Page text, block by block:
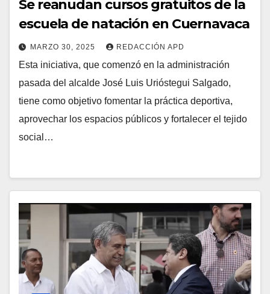
Se reanudan cursos gratuitos de la
escuela de natación en Cuernavaca
MARZO 30, 2025 REDACCIÓN APD
Esta iniciativa, que comenzó en la administración
pasada del alcalde José Luis Urióstegui Salgado,
tiene como objetivo fomentar la práctica deportiva,
aprovechar los espacios públicos y fortalecer el tejido
social…